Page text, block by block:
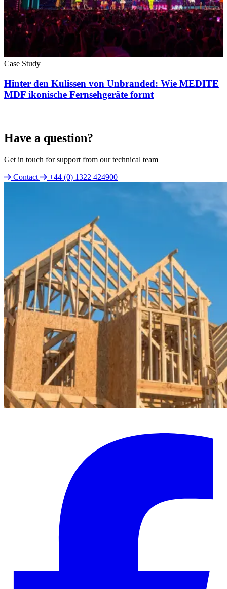
Case Study
Hinter den Kulissen von Unbranded: Wie MEDITE
MDF ikonische Fernsehgeräte formt
Have a question?
Get in touch for support from our technical team
Contact
+44 (0) 1322 424900